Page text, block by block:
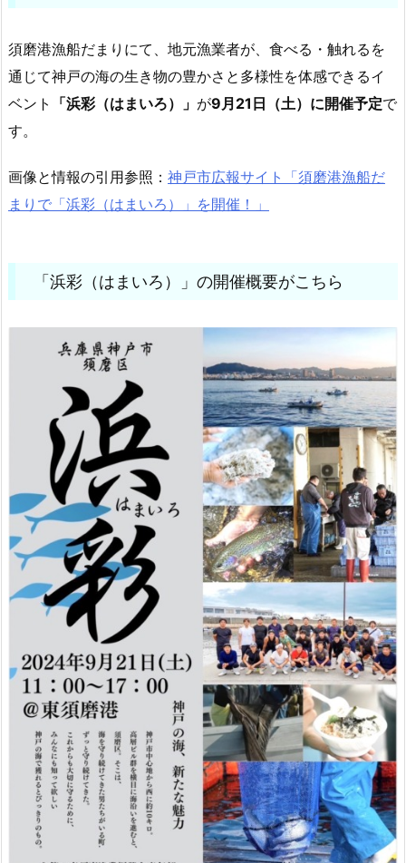
須磨港漁船だまりにて、地元漁業者が、食べる・触れるを
通じて神戸の海の生き物の豊かさと多様性を体感できるイ
ベント
「浜彩（はまいろ）」 が9月21日（土）に開催予定で
す。
画像と情報の引用参照： 神戸市広報サイト「須磨港漁船だ
まりで「浜彩（はまいろ）」を開催！」
「浜彩（はまいろ）」の開催概要がこちら